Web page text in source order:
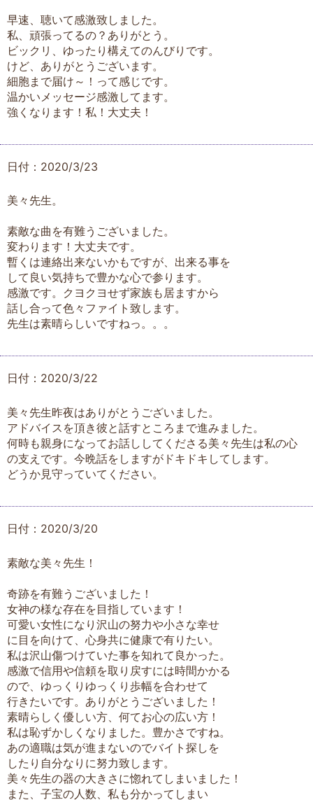
早速、聴いて感激致しました。
私、頑張ってるの？ありがとう。
ビックリ、ゆったり構えてのんびりです。
けど、ありがとうございます。
細胞まで届け～！って感じです。
温かいメッセージ感激してます。
強くなります！私！大丈夫！
日付：2020/3/23
美々先生。
素敵な曲を有難うございました。
変わります！大丈夫です。
暫くは連絡出来ないかもですが、出来る事を
して良い気持ちで豊かな心で参ります。
感激です。クヨクヨせず家族も居ますから
話し合って色々ファイト致します。
先生は素晴らしいですねっ。。。
日付：2020/3/22
美々先生昨夜はありがとうございました。
アドバイスを頂き彼と話すところまで進みました。
何時も親身になってお話ししてくださる美々先生は私の心
の支えです。今晩話をしますがドキドキしてします。
どうか見守っていてください。
日付：2020/3/20
素敵な美々先生！
奇跡を有難うございました！
女神の様な存在を目指しています！
可愛い女性になり沢山の努力や小さな幸せ
に目を向けて、心身共に健康で有りたい。
私は沢山傷つけていた事を知れて良かった。
感激で信用や信頼を取り戻すには時間かかる
ので、ゆっくりゆっくり歩幅を合わせて
行きたいです。ありがとうございました！
素晴らしく優しい方、何てお心の広い方！
私は恥ずかしくなりました。豊かさですね。
あの適職は気が進まないのでバイト探しを
したり自分なりに努力致します。
美々先生の器の大きさに惚れてしまいました！
また、子宝の人数、私も分かってしまい